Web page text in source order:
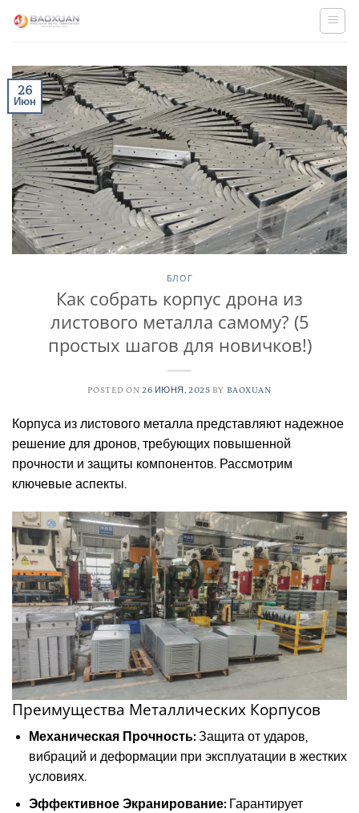
26
Июн
БЛОГ
Как собрать корпус дрона из
листового металла самому? (5
простых шагов для новичков!)
POSTED ON26 ИЮНЯ, 2025 BY BAOXUAN
Корпуса из листового металла представляют надежное
решение для дронов, требующих повышенной
прочности и защиты компонентов. Рассмотрим
ключевые аспекты.
Преимущества Металлических Корпусов
Механическая Прочность:Защита от ударов,
вибраций и деформации при эксплуатации в жестких
условиях.
Эффективное Экранирование:Гарантирует